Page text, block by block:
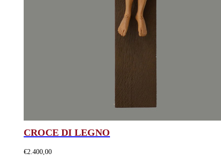
CROCE DI LEGNO
€2.400,00